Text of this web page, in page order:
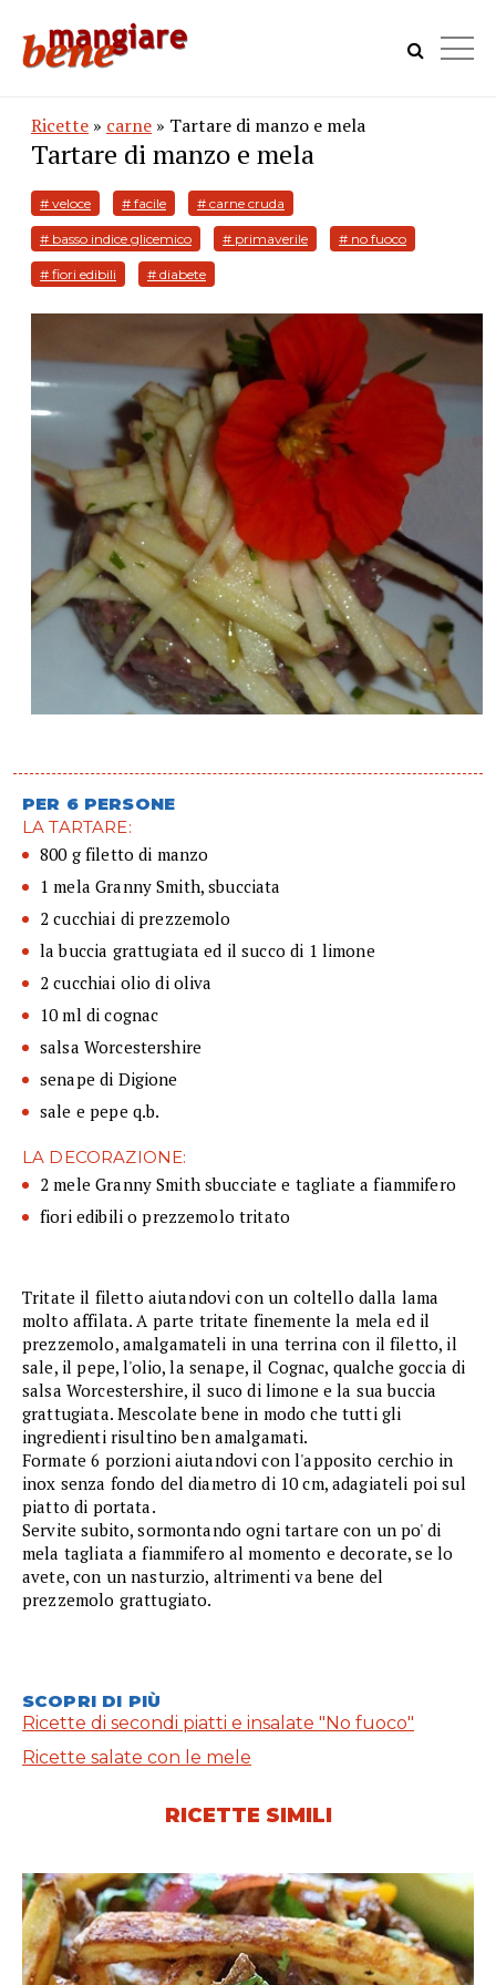
Ricette » carne » Tartare di manzo e mela
Tartare di manzo e mela
# veloce # facile # carne cruda
# basso indice glicemico # primaverile # no fuoco
# fiori edibili # diabete
PER 6 PERSONE
LA TARTARE:
800 g filetto di manzo
1 mela Granny Smith, sbucciata
2 cucchiai di prezzemolo
la buccia grattugiata ed il succo di 1 limone
2 cucchiai olio di oliva
10 ml di cognac
salsa Worcestershire
senape di Digione
sale e pepe q.b.
LA DECORAZIONE:
2 mele Granny Smith sbucciate e tagliate a fiammifero
fiori edibili o prezzemolo tritato
Tritate il filetto aiutandovi con un coltello dalla lama
molto affilata. A parte tritate finemente la mela ed il
prezzemolo, amalgamateli in una terrina con il filetto, il
sale, il pepe, l'olio, la senape, il Cognac, qualche goccia di
salsa Worcestershire, il suco di limone e la sua buccia
grattugiata. Mescolate bene in modo che tutti gli
ingredienti risultino ben amalgamati.
Formate 6 porzioni aiutandovi con l'apposito cerchio in
inox senza fondo del diametro di 10 cm, adagiateli poi sul
piatto di portata.
Servite subito, sormontando ogni tartare con un po' di
mela tagliata a fiammifero al momento e decorate, se lo
avete, con un nasturzio, altrimenti va bene del
prezzemolo grattugiato.
SCOPRI DI PIÙ
Ricette di secondi piatti e insalate "No fuoco"
Ricette salate con le mele
RICETTE SIMILI